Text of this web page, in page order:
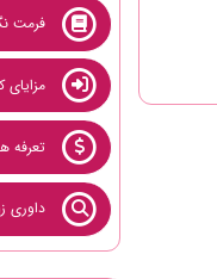
فرمت
مزایای
تعرفه
داوری